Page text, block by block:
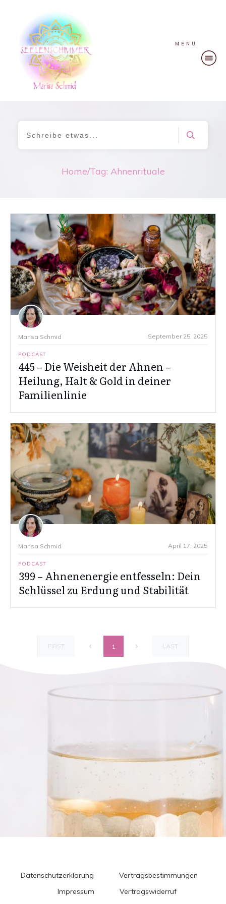
MENU
Home/Tag: Ahnenrituale
Marisa Schmid September 25, 2025
PODCAST
445 – Die Weisheit der Ahnen –
Heilung, Halt & Gold in deiner
Familienlinie
Marisa Schmid April 17, 2025
PODCAST
399 – Ahnenenergie entfesseln: Dein
Schlüssel zu Erdung und Stabilität
FIRST 1 LAST
Datenschutzerklärung
Vertragsbestimmungen
Impressum
Vertragswiderruf